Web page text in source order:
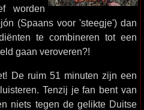
worden
(Spaans voor 'steegje') dan
te combineren tot een
gaan veroveren?!
De ruim 51 minuten zijn een
Tenzij je fan bent van
niets tegen de gelikte Duitse